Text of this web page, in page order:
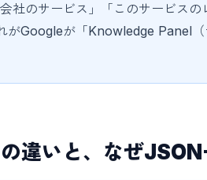
社のサービス」「このサービス
がGoogleが「Knowledge Panel
違いと、なぜ